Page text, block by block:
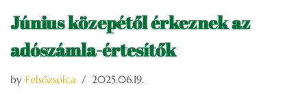
Június közepétől érkeznek az
adószámla-értesítők
by Felsőzsolca 2025.06.19.